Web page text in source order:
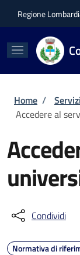
Regione
Briciole
Home /
Accedere al
Condividi
Normativa di